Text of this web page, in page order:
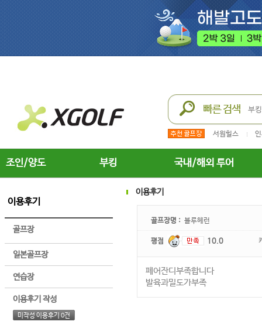
서원힐스
조인/양도 부킹 국내/해외 투어
이용후기
골프장
일본골프장
연습장
이용후기 작성
미작성 이용후기 0건
이용후기
골프장명 : 블루헤런
평점 10.0
페어잔디부족합니다
발육과밀도가부족